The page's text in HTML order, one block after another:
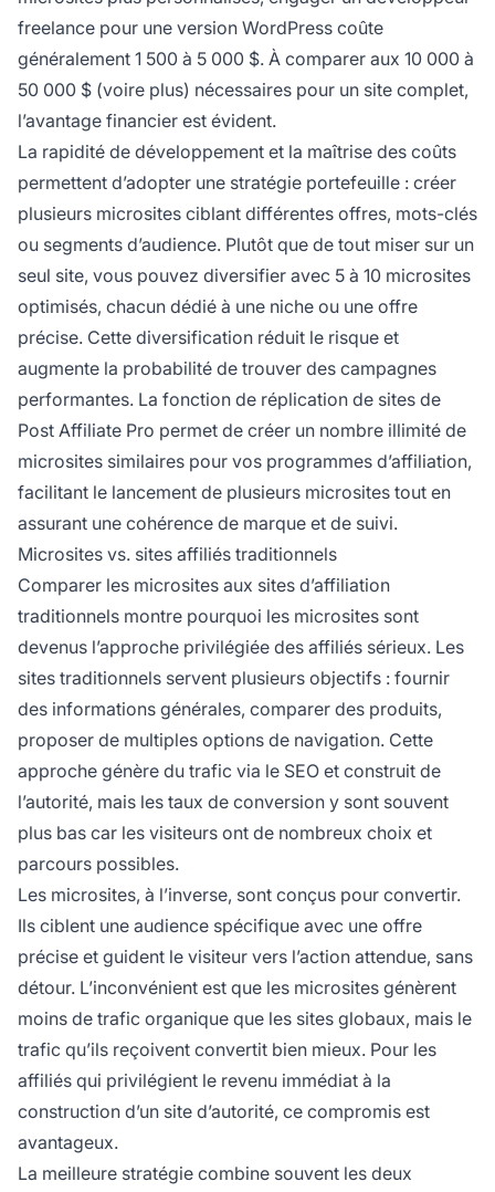
freelance pour une version WordPress coûte
généralement 1 500 à 5 000 $. À comparer aux 10 000 à
50 000 $ (voire plus) nécessaires pour un site complet,
l’avantage financier est évident.
La rapidité de développement et la maîtrise des coûts
permettent d’adopter une stratégie portefeuille : créer
plusieurs microsites ciblant différentes offres, mots-clés
ou segments d’audience. Plutôt que de tout miser sur un
seul site, vous pouvez diversifier avec 5 à 10 microsites
optimisés, chacun dédié à une niche ou une offre
précise. Cette diversification réduit le risque et
augmente la probabilité de trouver des campagnes
performantes. La fonction de réplication de sites de
Post Affiliate Pro permet de créer un nombre illimité de
microsites similaires pour vos programmes d’affiliation,
facilitant le lancement de plusieurs microsites tout en
assurant une cohérence de marque et de suivi.
Microsites vs. sites affiliés traditionnels
Comparer les microsites aux sites d’affiliation
traditionnels montre pourquoi les microsites sont
devenus l’approche privilégiée des affiliés sérieux. Les
sites traditionnels servent plusieurs objectifs : fournir
des informations générales, comparer des produits,
proposer de multiples options de navigation. Cette
approche génère du trafic via le SEO et construit de
l’autorité, mais les taux de conversion y sont souvent
plus bas car les visiteurs ont de nombreux choix et
parcours possibles.
Les microsites, à l’inverse, sont conçus pour convertir.
Ils ciblent une audience spécifique avec une offre
précise et guident le visiteur vers l’action attendue, sans
détour. L’inconvénient est que les microsites génèrent
moins de trafic organique que les sites globaux, mais le
trafic qu’ils reçoivent convertit bien mieux. Pour les
affiliés qui privilégient le revenu immédiat à la
construction d’un site d’autorité, ce compromis est
avantageux.
La meilleure stratégie combine souvent les deux